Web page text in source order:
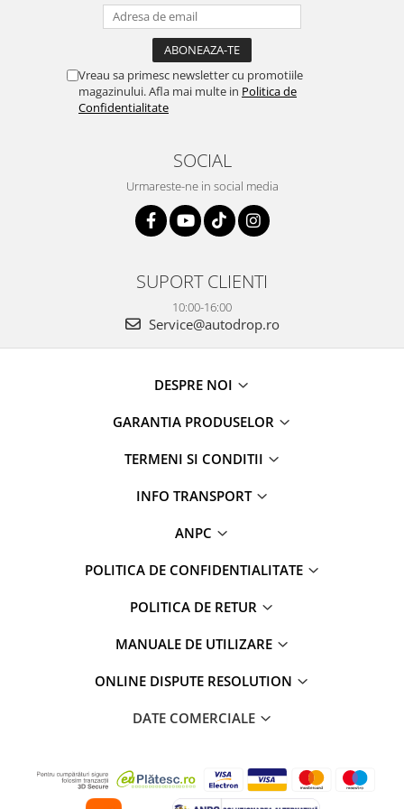
Rame adaptoare Dacia
Rame adaptoare BMW
Rame adaptoare Volvo
Rame adaptoare Citroen
Rame adaptoare Daihatsu
Rame adaptoare Mazda
Rame adaptoare Hyundai
Rame adaptoare Chevrolet
Rame adaptoare Jeep
Vreau sa primesc newsletter cu promotiile
magazinului. Afla mai multe in Politica de
Confidentialitate
SOCIAL
Urmareste-ne in social media
SUPORT CLIENTI
10:00-16:00
Service@autodrop.ro
DESPRE NOI
GARANTIA PRODUSELOR
TERMENI SI CONDITII
INFO TRANSPORT
ANPC
POLITICA DE CONFIDENTIALITATE
POLITICA DE RETUR
MANUALE DE UTILIZARE
ONLINE DISPUTE RESOLUTION
DATE COMERCIALE